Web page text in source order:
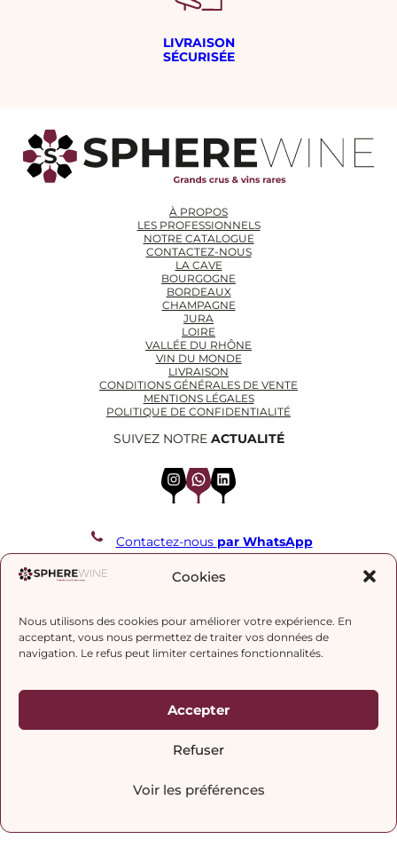
Cookies
Nous utilisons des cookies pour améliorer votre expérience. En
acceptant, vous nous permettez de traiter vos données de
navigation. Le refus peut limiter certaines fonctionnalités.
Accepter
Refuser
Voir les préférences
LIVRAISON
SÉCURISÉE
À PROPOS
LES PROFESSIONNELS
NOTRE CATALOGUE
CONTACTEZ-NOUS
LA CAVE
BOURGOGNE
BORDEAUX
CHAMPAGNE
JURA
LOIRE
VALLÉE DU RHÔNE
VIN DU MONDE
LIVRAISON
CONDITIONS GÉNÉRALES DE VENTE
MENTIONS LÉGALES
POLITIQUE DE CONFIDENTIALITÉ
SUIVEZ NOTRE ACTUALITÉ
InstagramWhatsApp LinkedIn
Contactez-nous par WhatsApp
REJOIGNEZ NOTRE LISTE DE DIFFUSION
politique de confidentialité.